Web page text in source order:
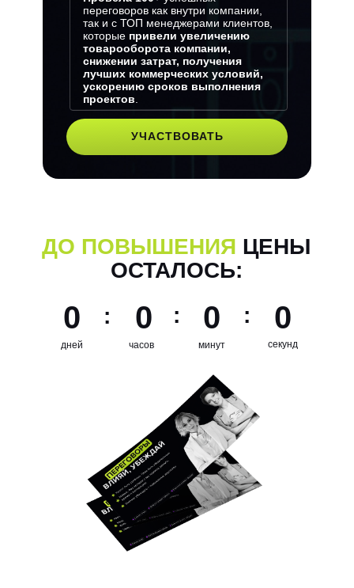
переговоров как внутри компании,
так и с ТОП менеджерами клиентов,
которые привели увеличению
товарооборота компании,
снижении затрат, получения
лучших коммерческих условий,
ускорению сроков выполнения
проектов
УЧАСТВОВАТЬ
ДО ПОВЫШЕНИЯ ЦЕНЫ
ОСТАЛОСЬ:
:
: : 0
0
0
0
секунд
минут
часов
дней